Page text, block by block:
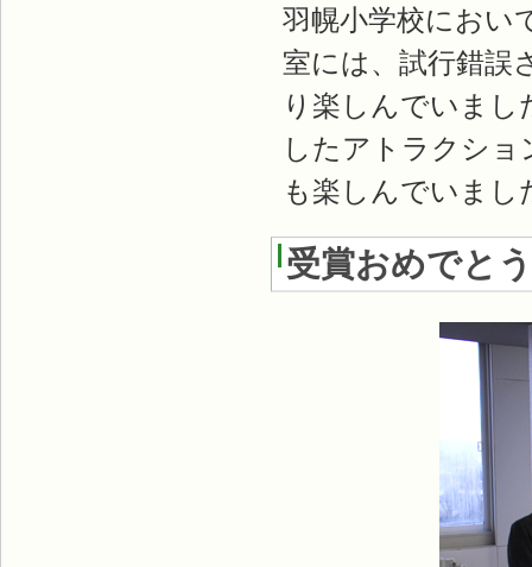
羽幌小学校におい
室には、試行錯誤
り楽しんでいまし
したアトラクシ
も楽しんでいまし
受賞おめでと